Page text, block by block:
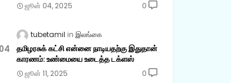
ஜூன் 04, 2025 0
tubetamil இலங்கை
தமிழரசுக் கட்சி என்னை நாடியதற்கு இதுதான்
காரணம்: உண்மையை உடைத்த டக்ளஸ்
ஜூன் 11, 2025 0